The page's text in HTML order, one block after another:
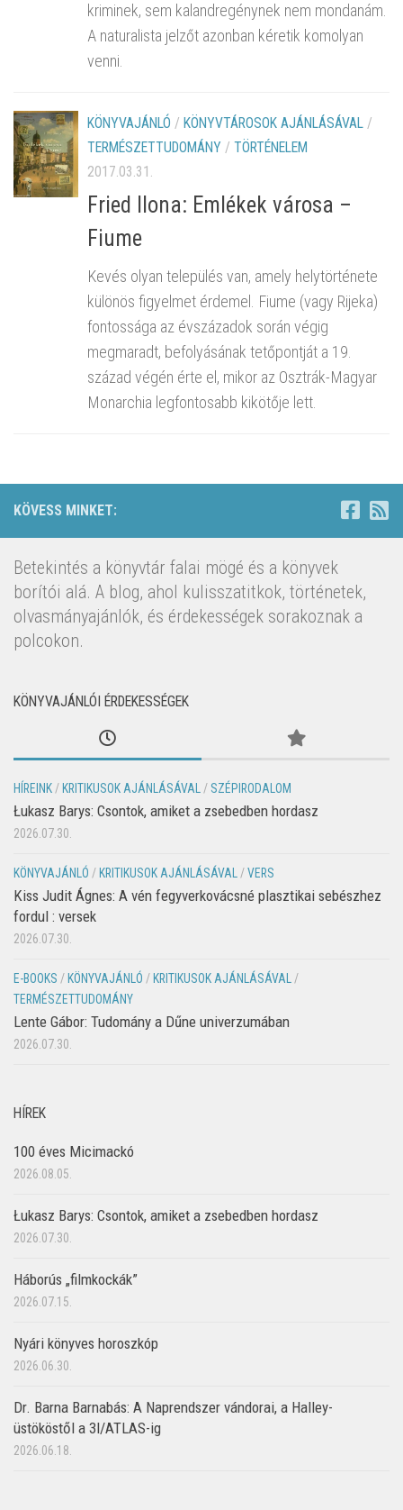
kriminek, sem kalandregénynek nem mondanám.
A naturalista jelzőt azonban kéretik komolyan
venni.
KÖNYVAJÁNLÓ / KÖNYVTÁROSOK AJÁNLÁSÁVAL /
TERMÉSZETTUDOMÁNY / TÖRTÉNELEM
2017.03.31.
Fried Ilona: Emlékek városa –
Fiume
Kevés olyan település van, amely helytörténete
különös figyelmet érdemel. Fiume (vagy Rijeka)
fontossága az évszázadok során végig
megmaradt, befolyásának tetőpontját a 19.
század végén érte el, mikor az Osztrák-Magyar
Monarchia legfontosabb kikötője lett.
KÖVESS MINKET:
Betekintés a könyvtár falai mögé és a könyvek
borítói alá. A blog, ahol kulisszatitkok, történetek,
olvasmányajánlók, és érdekességek sorakoznak a
polcokon.
KÖNYVAJÁNLÓI ÉRDEKESSÉGEK
HÍREINK / KRITIKUSOK AJÁNLÁSÁVAL / SZÉPIRODALOM
Łukasz Barys: Csontok, amiket a zsebedben hordasz
2026.07.30.
KÖNYVAJÁNLÓ / KRITIKUSOK AJÁNLÁSÁVAL /VERS
Kiss Judit Ágnes: A vén fegyverkovácsné plasztikai sebészhez
fordul : versek
2026.07.30.
E-BOOKS / KÖNYVAJÁNLÓ / KRITIKUSOK AJÁNLÁSÁVAL
/
TERMÉSZETTUDOMÁNY
Lente Gábor: Tudomány a Dűne univerzumában
2026.07.30.
HÍREK
100 éves Micimackó
2026.08.05.
Łukasz Barys: Csontok, amiket a zsebedben hordasz
2026.07.30.
Háborús „filmkockák”
2026.07.15.
Nyári könyves horoszkóp
2026.06.30.
Dr. Barna Barnabás: A Naprendszer vándorai, a Halley-
üstököstől a 3I/ATLAS-ig
2026.06.18.